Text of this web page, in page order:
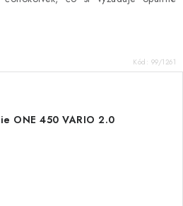
Kód: 99/1261
ONE 450 VARIO 2.0